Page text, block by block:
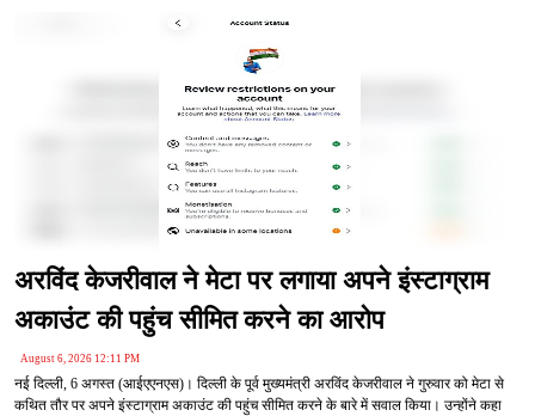
अरविंद केजरीवाल ने मेटा पर लगाया अपने इंस्टाग्राम
अकाउंट की पहुंच सीमित करने का आरोप
August 6, 2026 12:11 PM
नई दिल्ली, 6 अगस्त (आईएएनएस)। दिल्ली के पूर्व मुख्यमंत्री अरविंद केजरीवाल ने गुरुवार को मेटा से
कथित तौर पर अपने इंस्टाग्राम अकाउंट की पहुंच सीमित करने के बारे में सवाल किया। उन्होंने कहा